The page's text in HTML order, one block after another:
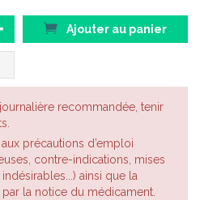
Ajouter au panier
recommandée, tenir
précautions d’emploi
contre-indications, mises
ainsi que la
la notice du médicament.